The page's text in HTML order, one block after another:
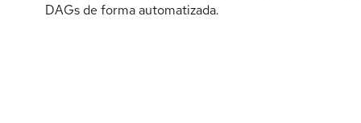
DAGs de forma automatizada.